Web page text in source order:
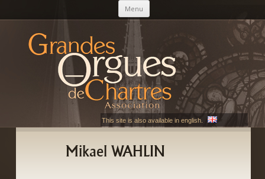
Menu Aller au contenu principal
AGOC
Les Grandes Orgues de Chartres
This site is also available in english.
Mikael WAHLIN